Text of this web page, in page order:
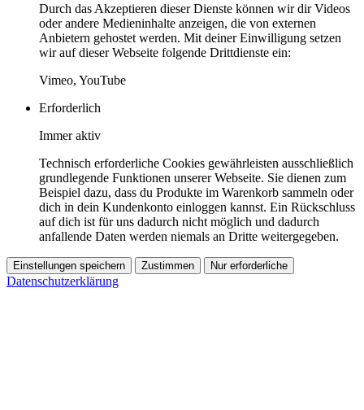
Durch das Akzeptieren dieser Dienste können wir dir Videos
oder andere Medieninhalte anzeigen, die von externen
Anbietern gehostet werden. Mit deiner Einwilligung setzen
wir auf dieser Webseite folgende Drittdienste ein:
Vimeo, YouTube
Erforderlich
Immer aktiv
Technisch erforderliche Cookies gewährleisten ausschließlich
grundlegende Funktionen unserer Webseite. Sie dienen zum
Beispiel dazu, dass du Produkte im Warenkorb sammeln oder
dich in dein Kundenkonto einloggen kannst. Ein Rückschluss
auf dich ist für uns dadurch nicht möglich und dadurch
anfallende Daten werden niemals an Dritte weitergegeben.
Einstellungen speichern Zustimmen Nur erforderliche
Datenschutzerklärung